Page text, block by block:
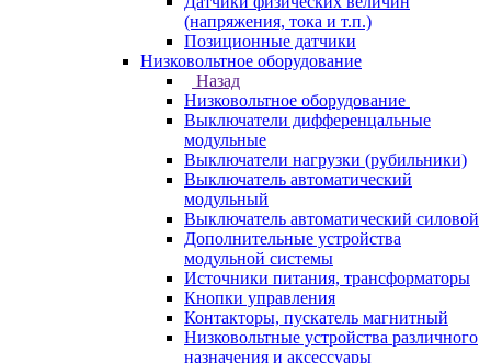
(напряжения, тока и т.п.)
Позиционные датчики
Низковольтное оборудование
Назад
Низковольтное оборудование
Выключатели дифференцальные
модульные
Выключатели нагрузки (рубильники)
Выключатель автоматический
модульный
Выключатель автоматический силовой
Дополнительные устройства
модульной системы
Источники питания, трансформаторы
Кнопки управления
Контакторы, пускатель магнитный
Низковольтные устройства различного
назначения и аксессуары